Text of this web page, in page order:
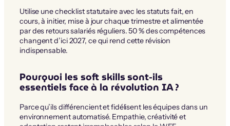
Utilise une checklist statutaire avec les statuts fait, en
cours, à initier, mise à jour chaque trimestre et alimentée
par des retours salariés réguliers. 50 % des compétences
changent d’ici 2027, ce qui rend cette révision
indispensable.
Pourquoi les soft skills sont-ils
essentiels face à la révolution IA ?
Parce qu’ils différencient et fidélisent les équipes dans un
environnement automatisé. Empathie, créativité et